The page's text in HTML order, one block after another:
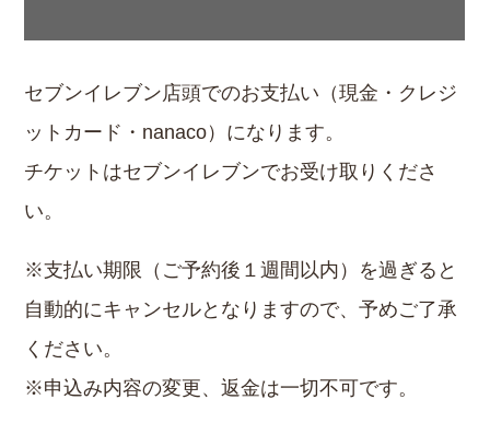
セブンイレブン店頭でのお支払い（現金・クレジ
ットカード・nanaco）になります。
チケットはセブンイレブンでお受け取りくださ
い。
※支払い期限（ご予約後１週間以内）を過ぎると
自動的にキャンセルとなりますので、予めご了承
ください。
※申込み内容の変更、返金は一切不可です。